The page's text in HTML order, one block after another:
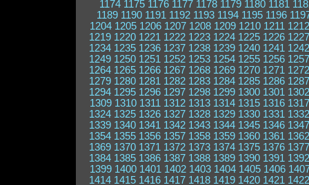
1174 1175 1176 1177 1178 1179 1180 1181
1189 1190 1191 1192 1193 1194 1195 1196
1204 1205 1206 1207 1208 1209 1210 1211 1212
1219 1220 1221 1222 1223 1224 1225 1226 1227
1234 1235 1236 1237 1238 1239 1240 1241 1242
1249 1250 1251 1252 1253 1254 1255 1256 1257
1264 1265 1266 1267 1268 1269 1270 1271 1272
1279 1280 1281 1282 1283 1284 1285 1286 1287
1294 1295 1296 1297 1298 1299 1300 1301 1302
1309 1310 1311 1312 1313 1314 1315 1316 1317
1324 1325 1326 1327 1328 1329 1330 1331 1332
1339 1340 1341 1342 1343 1344 1345 1346 1347
1354 1355 1356 1357 1358 1359 1360 1361 1362
1369 1370 1371 1372 1373 1374 1375 1376 1377
1384 1385 1386 1387 1388 1389 1390 1391 1392
1399 1400 1401 1402 1403 1404 1405 1406
1414 1415 1416 1417 1418 1419 1420 1421 1422